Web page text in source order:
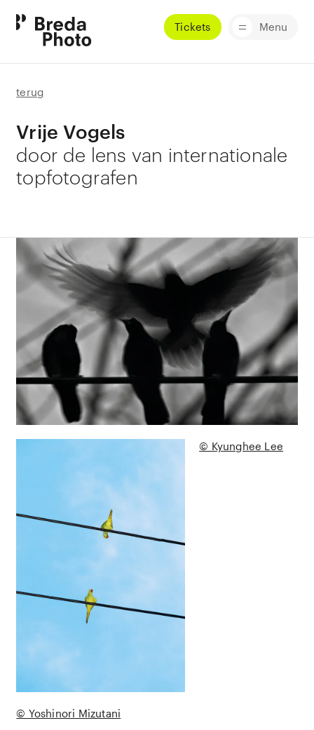
Tickets Menu
terug
Vrije Vogels
door de lens van internationale
topfotografen
© Kyunghee Lee
© Yoshinori Mizutani